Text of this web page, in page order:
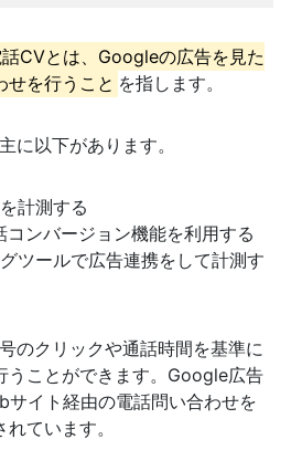
CVとは、Googleの広告を見た
せを行うこと を指します。
に以下があります。
計測する
ンバージョン機能を利用する
ツールで広告連携をして計測す
のクリックや通話時間を基準に
うことができます。Google広告
サイト経由の電話問い合わせを
ています。